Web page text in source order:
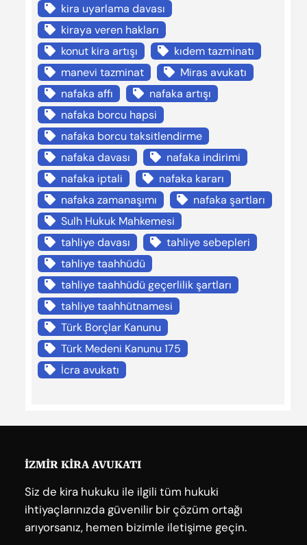
kira uyarlama davası
kiraya veren hakları
konut kira artışı
kıdem tazminatı
manevi tazminat
Miras avukatı
nafaka affı
nafaka artışı
nafaka borcu hapsi
nafaka borcu taksitlendirme
nafaka davası
nafaka indirimi
nafaka iptali
nafaka kararı
nafaka zamanaşımı
nafaka şartları
Sulh Hukuk Mahkemesi
tahliye davası
tahliye sebepleri
tahliye taahhüdü
tahliye taahhüdü geçerlilik şartları
tahliye taahhütnamesi
Türk Borçlar Kanunu
Türk Medeni Kanunu 175
İcra avukatı
İZMİR KİRA AVUKATI
Siz de kira hukuku ile ilgili tüm hukuki
ihtiyaçlarınızda güvenilir bir çözüm ortağı
arıyorsanız, hemen bizimle iletişime geçin.